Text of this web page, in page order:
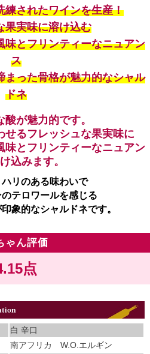
練されたワインを生産！
果実味に溶け込む
味とフリンティーなニュアン
ス
まった骨格が魅力的なシャル
ドネ
が魅力的です。
せるフレッシュな果実味に
味とフリンティーなニュアン
込みます。
リのある味わいで
テロワールを感じる
象的なシャルドネです。
ゃん評価
点
白 辛口
南アフリカ W.O.エルギン